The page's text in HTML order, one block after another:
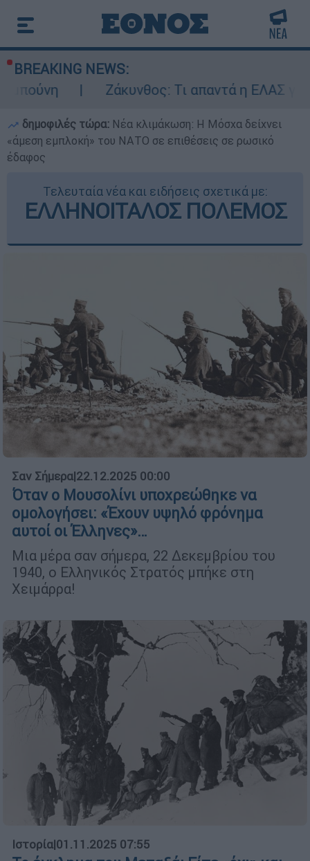
BREAKING NEWS:
Ζάκυνθος: Τι απαντά η ΕΛΑΣ για τους 8
δημοφιλές τώρα: Νέα κλιμάκωση: Η Μόσχα δείχνει
«άμεση εμπλοκή» του ΝΑΤΟ σε επιθέσεις σε ρωσικό
έδαφος
Τελευταία νέα και ειδήσεις σχετικά με:
ΕΛΛΗΝΟΙΤΑΛΟΣ ΠΟΛΕΜΟΣ
Σαν Σήμερα|22.12.2025 00:00
Όταν ο Μουσολίνι υποχρεώθηκε να
ομολογήσει: «Έχουν υψηλό φρόνημα
αυτοί οι Έλληνες»…
Μια μέρα σαν σήμερα, 22 Δεκεμβρίου του
1940, ο Ελληνικός Στρατός μπήκε στη
Χειμάρρα!
Ιστορία|01.11.2025 07:55